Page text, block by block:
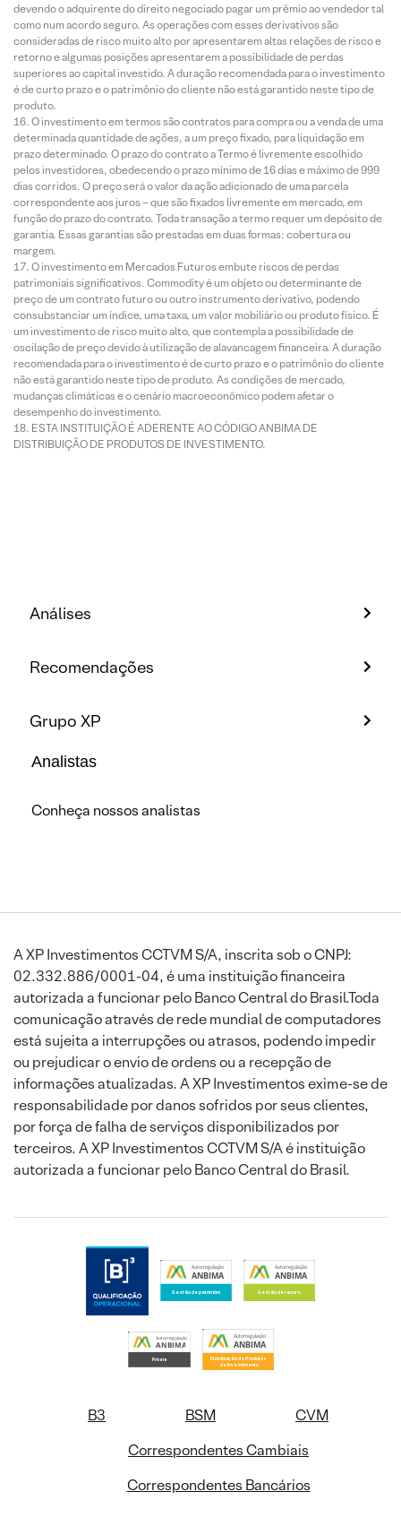
devendo o adquirente do direito negociado pagar um prêmio ao vendedor tal
como num acordo seguro. As operações com esses derivativos são
consideradas de risco muito alto por apresentarem altas relações de risco e
retorno e algumas posições apresentarem a possibilidade de perdas
superiores ao capital investido. A duração recomendada para o investimento
é de curto prazo e o patrimônio do cliente não está garantido neste tipo de
produto.
O investimento em termos são contratos para compra ou a venda de uma
determinada quantidade de ações, a um preço fixado, para liquidação em
prazo determinado. O prazo do contrato a Termo é livremente escolhido
pelos investidores, obedecendo o prazo mínimo de 16 dias e máximo de 999
dias corridos. O preço será o valor da ação adicionado de uma parcela
correspondente aos juros – que são fixados livremente em mercado, em
função do prazo do contrato. Toda transação a termo requer um depósito de
garantia. Essas garantias são prestadas em duas formas: cobertura ou
margem.
O investimento em Mercados Futuros embute riscos de perdas
patrimoniais significativos. Commodity é um objeto ou determinante de
preço de um contrato futuro ou outro instrumento derivativo, podendo
consubstanciar um índice, uma taxa, um valor mobiliário ou produto físico. É
um investimento de risco muito alto, que contempla a possibilidade de
oscilação de preço devido à utilização de alavancagem financeira. A duração
recomendada para o investimento é de curto prazo e o patrimônio do cliente
não está garantido neste tipo de produto. As condições de mercado,
mudanças climáticas e o cenário macroeconômico podem afetar o
desempenho do investimento.
ESTA INSTITUIÇÃO É ADERENTE AO CÓDIGO ANBIMA DE
DISTRIBUIÇÃO DE PRODUTOS DE INVESTIMENTO.
Análises
Recomendações
Grupo XP
Analistas
Conheça nossos analistas
A XP Investimentos CCTVM S/A, inscrita sob o CNPJ:
02.332.886/0001-04, é uma instituição financeira
autorizada a funcionar pelo Banco Central do Brasil.Toda
comunicação através de rede mundial de computadores
está sujeita a interrupções ou atrasos, podendo impedir
ou prejudicar o envio de ordens ou a recepção de
informações atualizadas. A XP Investimentos exime-se de
responsabilidade por danos sofridos por seus clientes,
por força de falha de serviços disponibilizados por
terceiros. A XP Investimentos CCTVM S/A é instituição
autorizada a funcionar pelo Banco Central do Brasil.
B3 BSM
CVM
Correspondentes Cambiais
Correspondentes Bancários